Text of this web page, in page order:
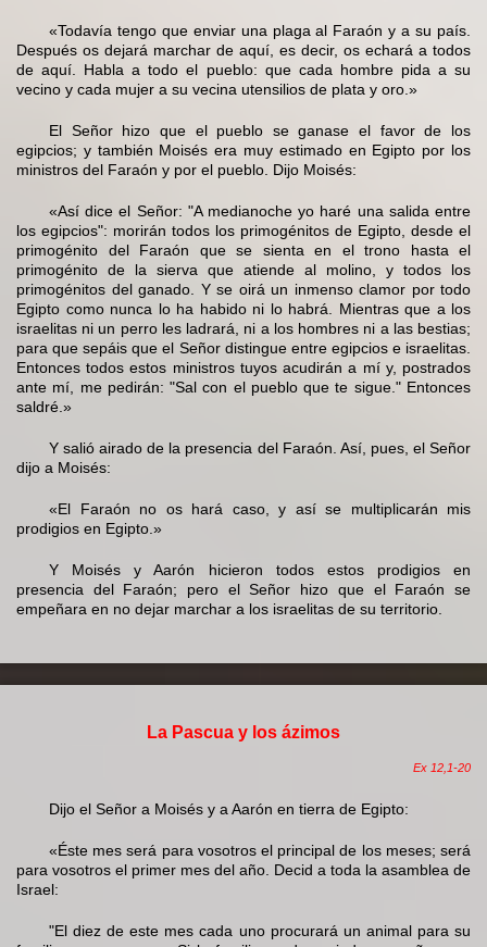
«Todavía tengo que enviar una plaga al Faraón y a su país.
Después os dejará marchar de aquí, es decir, os echará a todos
de aquí. Habla a todo el pueblo: que cada hombre pida a su
vecino y cada mujer a su vecina utensilios de plata y oro.»
El Señor hizo que el pueblo se ganase el favor de los
egipcios; y también Moisés era muy estimado en Egipto por los
ministros del Faraón y por el pueblo. Dijo Moisés:
«Así dice el Señor: "A medianoche yo haré una salida entre
los egipcios": morirán todos los primogénitos de Egipto, desde el
primogénito del Faraón que se sienta en el trono hasta el
primogénito de la sierva que atiende al molino, y todos los
primogénitos del ganado. Y se oirá un inmenso clamor por todo
Egipto como nunca lo ha habido ni lo habrá. Mientras que a los
israelitas ni un perro les ladrará, ni a los hombres ni a las bestias;
para que sepáis que el Señor distingue entre egipcios e israelitas.
Entonces todos estos ministros tuyos acudirán a mí y, postrados
ante mí, me pedirán: "Sal con el pueblo que te sigue." Entonces
saldré.»
Y salió airado de la presencia del Faraón. Así, pues, el Señor
dijo a Moisés:
«El Faraón no os hará caso, y así se multiplicarán mis
prodigios en Egipto.»
Y Moisés y Aarón hicieron todos estos prodigios en
presencia del Faraón; pero el Señor hizo que el Faraón se
empeñara en no dejar marchar a los israelitas de su territorio.
La Pascua y los ázimos
Ex 12,1-20
Dijo el Señor a Moisés y a Aarón en tierra de Egipto:
«Éste mes será para vosotros el principal de los meses; será
para vosotros el primer mes del año. Decid a toda la asamblea de
Israel:
"El diez de este mes cada uno procurará un animal para su